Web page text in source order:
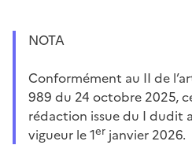
NOTA
Conformément au II de
989 du 24 octobre 2025,
rédaction issue du I dudit
vigueur le 1er janvier 2026.